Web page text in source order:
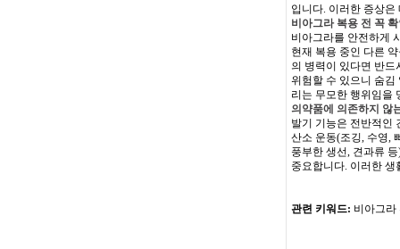
입니다. 이러한 증상
비아그라 복용 전 꼭
비아그라를 안전하게
현재 복용 중인 다른
의 병력이 있다면 반
위험할 수 있으니 숨김
리는 무모한 행위임을
의약품에 의존하지 않
발기 기능은 전반적인
산소 운동(조깅, 수영,
풍부한 생선, 견과류
중요합니다. 이러한
관련 키워드: 비아그라